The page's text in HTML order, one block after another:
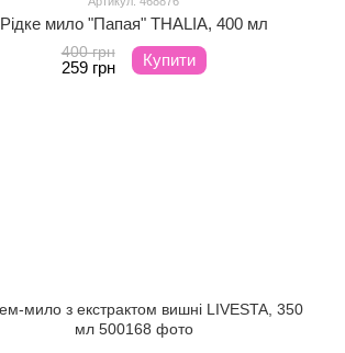
Рідке мило "Папая" THALIA, 400 мл
400 грн
259 грн Купити